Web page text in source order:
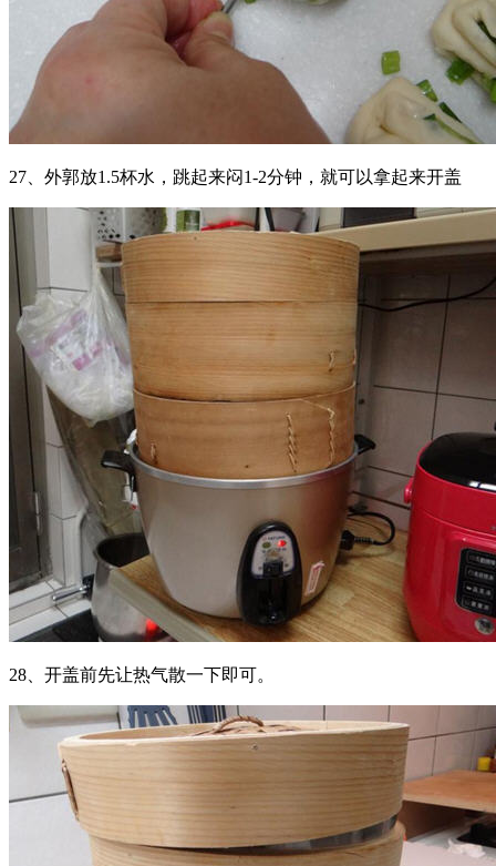
27、外郭放1.5杯水，跳起来闷1-2分钟，就可以拿起来开盖
28、开盖前先让热气散一下即可。